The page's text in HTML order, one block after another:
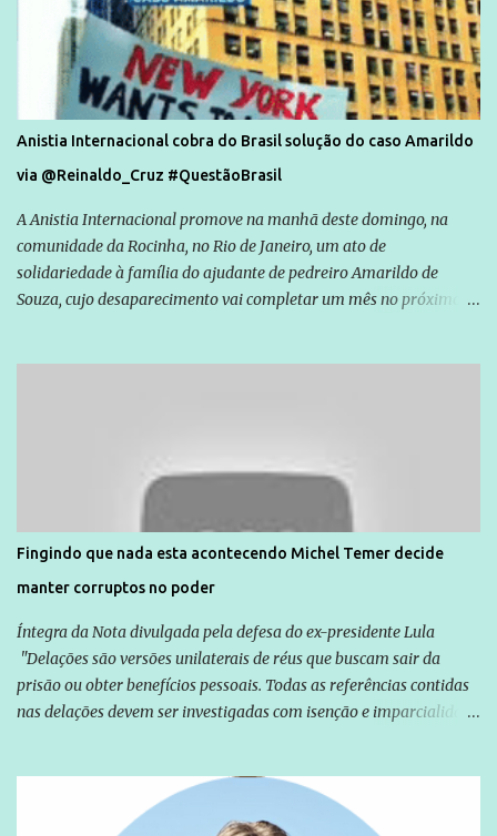
Anistia Internacional cobra do Brasil solução do caso Amarildo
via @Reinaldo_Cruz #QuestãoBrasil
A Anistia Internacional promove na manhã deste domingo, na
comunidade da Rocinha, no Rio de Janeiro, um ato de
solidariedade à família do ajudante de pedreiro Amarildo de
Souza, cujo desaparecimento vai completar um mês no próximo
são vítimas de violência, estão em situação de risco ou têm seus
direitos violados. Leia mais: Anistia Internacional cobra do Brasil
solução do caso Amarildo - Terra Brasil
Fingindo que nada esta acontecendo Michel Temer decide
manter corruptos no poder
Íntegra da Nota divulgada pela defesa do ex-presidente Lula
"Delações são versões unilaterais de réus que buscam sair da
prisão ou obter benefícios pessoais. Todas as referências contidas
nas delações devem ser investigadas com isenção e imparcialidade
Globo manteve com o Grupo Odebrecht, citada na delação de
Emílio Odebrecht. Lula sempre atuou para promover o Brasil no